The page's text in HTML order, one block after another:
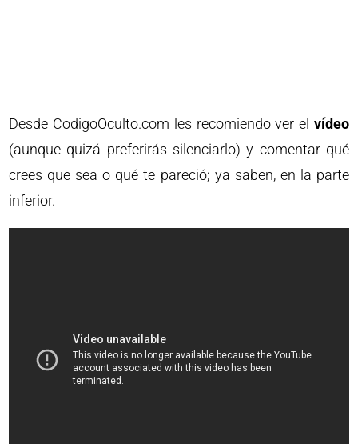
Desde CodigoOculto.com les recomiendo ver el vídeo
(aunque quizá preferirás silenciarlo) y comentar qué
crees que sea o qué te pareció; ya saben, en la parte
inferior.